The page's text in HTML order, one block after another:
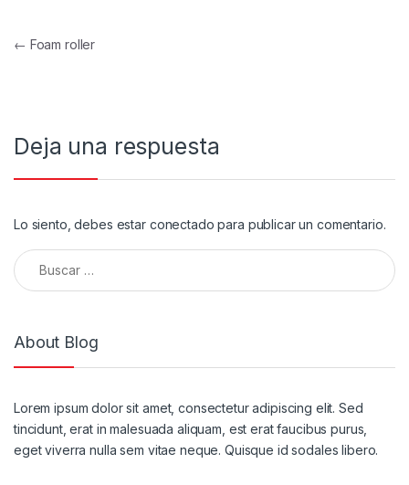
Navegación de entradas
← Foam roller
Deja una respuesta
Lo siento, debes estar conectado para publicar un comentario.
Buscar:
About Blog
Lorem ipsum dolor sit amet, consectetur adipiscing elit. Sed
tincidunt, erat in malesuada aliquam, est erat faucibus purus,
eget viverra nulla sem vitae neque. Quisque id sodales libero.